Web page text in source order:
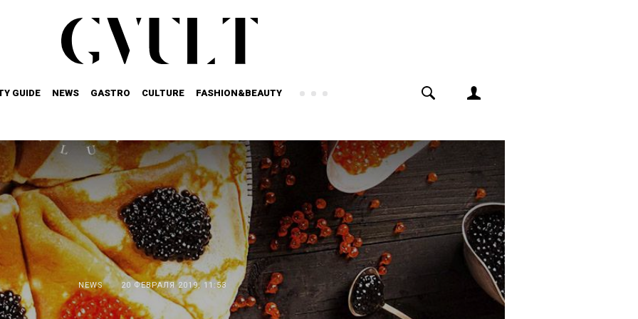
GUIDE NEWS GASTRO CULTURE FASHION&BEAUTY
NEWS 20 ФЕВРАЛЯ 2019, 11:53